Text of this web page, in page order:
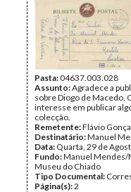
Pasta:04637.003.028
Assunto:Agradece a
sobre Diogo de Macedo.
interesse em publicar
colecção.
Remetente:Flávio
Destinatário:Manuel
Data: Quarta, 29 de
Fundo:Manuel Mendes/
Museu do Chiado
Tipo Documental:
Página(s):2